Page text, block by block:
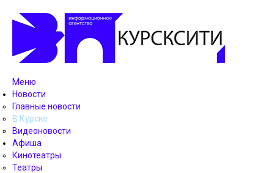
Меню
Новости
Главные новости
В Курске
Видеоновости
Афиша
Кинотеатры
Театры